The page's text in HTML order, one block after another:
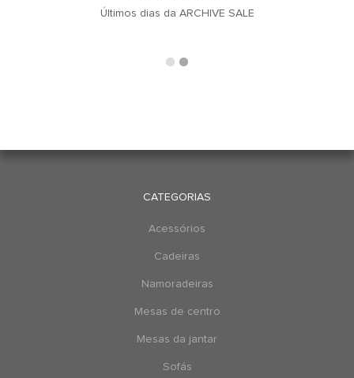
Últimos dias da ARCHIVE SALE
CATEGORIAS
Acessórios
Cadeiras
Namoradeiras
Mesas de centro
Mesas da jantar
Sofás